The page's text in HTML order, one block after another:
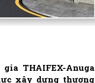
THAIFEX-Anuga
xây dựng thương